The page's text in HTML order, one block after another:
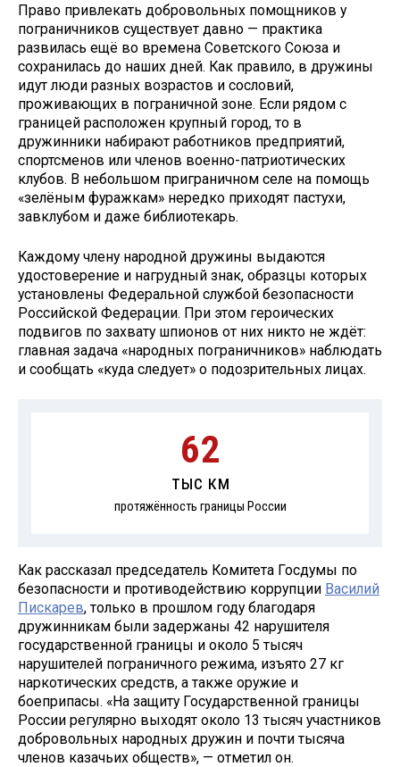
Право привлекать добровольных помощников у
пограничников существует давно — практика
развилась ещё во времена Советского Союза и
сохранилась до наших дней. Как правило, в дружины
идут люди разных возрастов и сословий,
проживающих в пограничной зоне. Если рядом с
границей расположен крупный город, то в
дружинники набирают работников предприятий,
спортсменов или членов военно-патриотических
клубов. В небольшом приграничном селе на помощь
«зелёным фуражкам» нередко приходят пастухи,
завклубом и даже библиотекарь.
Каждому члену народной дружины выдаются
удостоверение и нагрудный знак, образцы которых
установлены Федеральной службой безопасности
Российской Федерации. При этом героических
подвигов по захвату шпионов от них никто не ждёт:
главная задача «народных пограничников» наблюдать
и сообщать «куда следует» о подозрительных лицах.
62
тыс км
протяжённость границы России
Как рассказал председатель Комитета Госдумы по
безопасности и противодействию коррупции Василий
Пискарев, только в прошлом году благодаря
дружинникам были задержаны 42 нарушителя
государственной границы и около 5 тысяч
нарушителей пограничного режима, изъято 27 кг
наркотических средств, а также оружие и
боеприпасы. «На защиту Государственной границы
России регулярно выходят около 13 тысяч участников
добровольных народных дружин и почти тысяча
членов казачьих обществ», — отметил он.